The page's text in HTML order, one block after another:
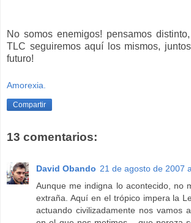
No somos enemigos! pensamos
TLC seguiremos aquí los mismos,
futuro!
Amorexia.
Compartir
13 comentarios:
David Obando 21 de agosto de 2007
Aunque me indigna lo acontecido, no
extraña. Aquí en el trópico impera la
actuando civilizadamente nos vamos